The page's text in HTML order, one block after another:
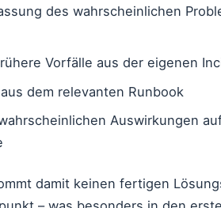
des wahrscheinlichen
Vorfälle aus der eigenen
dem relevanten Runbook
Auswirkungen
damit keinen fertigen